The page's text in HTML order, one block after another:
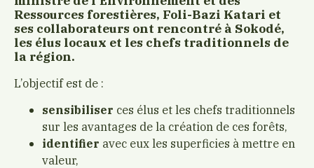
Ressources forestières, Foli-Bazi Katari et
ses collaborateurs ont rencontré à Sokodé,
les élus locaux et les chefs traditionnels de
la région.
L’objectif est de :
sensibiliser ces élus et les chefs traditionnels
sur les avantages de la création de ces forêts,
identifier avec eux les superficies à mettre en
valeur,